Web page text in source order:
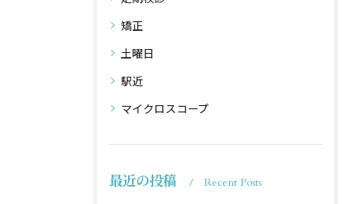
矯正
土曜日
駅近
マイクロスコープ
最近の投稿 Recent Posts